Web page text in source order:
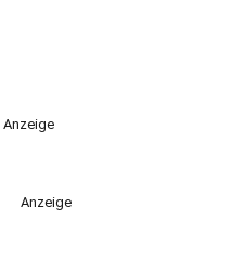
Anzeige
Anzeige